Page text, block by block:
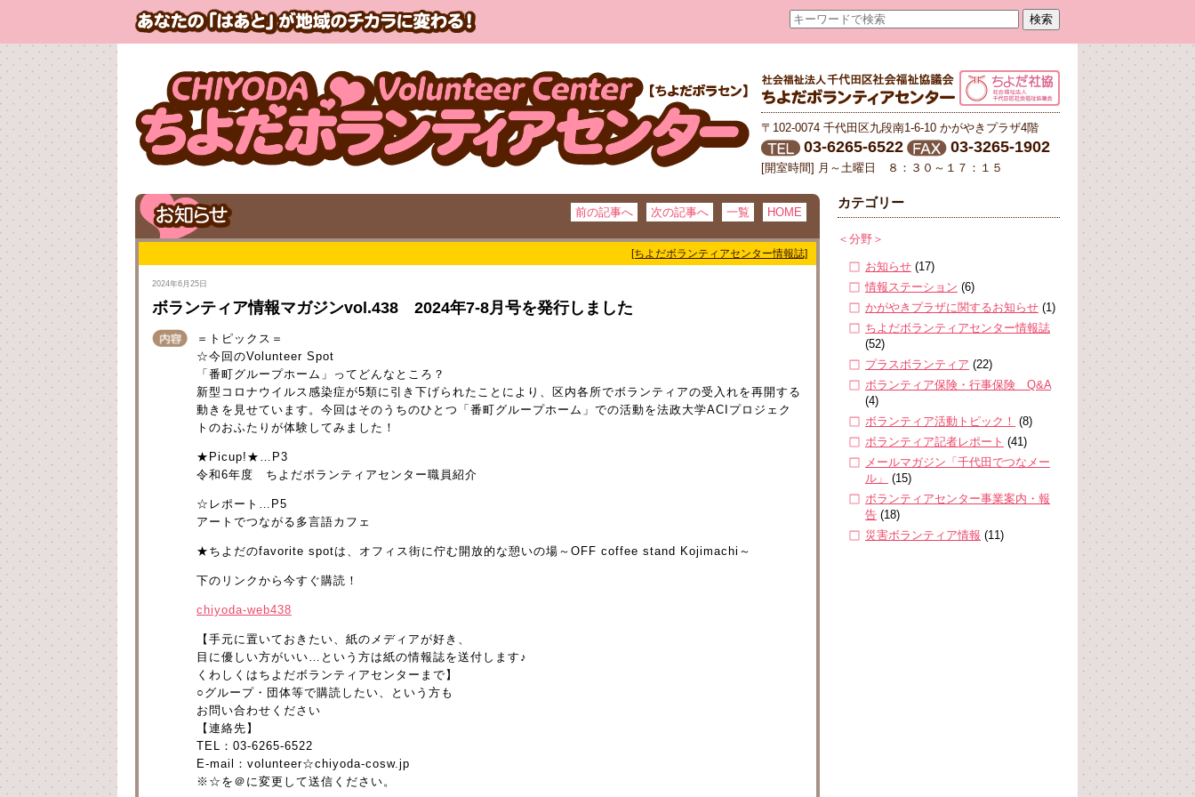
〒102-0074 千代田区九段南1-6-10 かがやきプラザ4階
03-6265-6522 03-3265-1902
[開室時間] 月～土曜日 ８：３０～１７：１５
前の記事へ 次の記事へ 一覧 HOME
[ちよだボランティアセンター情報誌]
2024年6月25日
ボランティア情報マガジンvol.438 2024年7-8月号を発行しました
＝トピックス＝
☆今回のVolunteer Spot
「番町グループホーム」ってどんなところ？
新型コロナウイルス感染症が5類に引き下げられたことにより、区内各所でボランティアの受入れを再開する
動きを見せています。今回はそのうちのひとつ「番町グループホーム」での活動を法政大学ACIプロジェク
トのおふたりが体験してみました！
★Picup!★…P3
令和6年度 ちよだボランティアセンター職員紹介
☆レポート…P5
アートでつながる多言語カフェ
★ちよだのfavorite spotは、オフィス街に佇む開放的な憩いの場～OFF coffee stand Kojimachi～
下のリンクから今すぐ購読！
chiyoda-web438
【手元に置いておきたい、紙のメディアが好き、
目に優しい方がいい…という方は紙の情報誌を送付します♪
くわしくはちよだボランティアセンターまで】
○グループ・団体等で購読したい、という方も
お問い合わせください
【連絡先】
TEL：03-6265-6522
E-mail：volunteer☆chiyoda-cosw.jp
※☆を＠に変更して送信ください。
カテゴリー
＜分野＞
お知らせ (17)
情報ステーション (6)
かがやきプラザに関するお知らせ (1)
ちよだボランティアセンター情報誌
(52)
プラスボランティア (22)
ボランティア保険・行事保険 Q&A
(4)
ボランティア活動トピック！ (8)
ボランティア記者レポート (41)
メールマガジン「千代田でつなメー
ル」
(15)
ボランティアセンター事業案内・報
告 (18)
災害ボランティア情報 (11)